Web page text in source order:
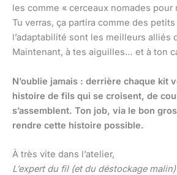
les comme « cerceaux nomades
Tu verras, ça partira comme des
l’adaptabilité sont les meilleurs alliés
Maintenant, à tes aiguilles… et à ton
N’oublie jamais : derrière chaque kit
histoire de fils qui se croisent, de
s’assemblent. Ton job, via le bon
rendre cette histoire possible.
À très vite dans l’atelier,
L’expert du fil (et du déstockage malin)